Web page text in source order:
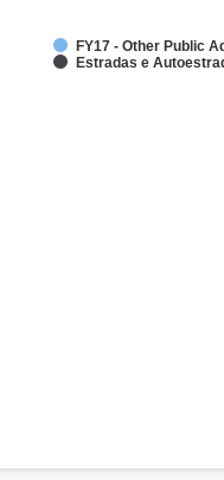
FY17 - Other Public
Estradas e